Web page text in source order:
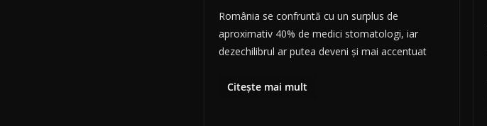
România se confruntă cu un surplus de
aproximativ 40% de medici stomatologi, iar
dezechilibrul ar putea deveni și mai accentuat
Citește mai mult